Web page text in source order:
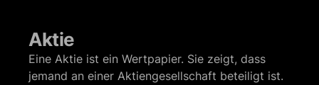
Aktie
Eine Aktie ist ein Wertpapier. Sie zeigt, dass
jemand an einer Aktiengesellschaft beteiligt ist.